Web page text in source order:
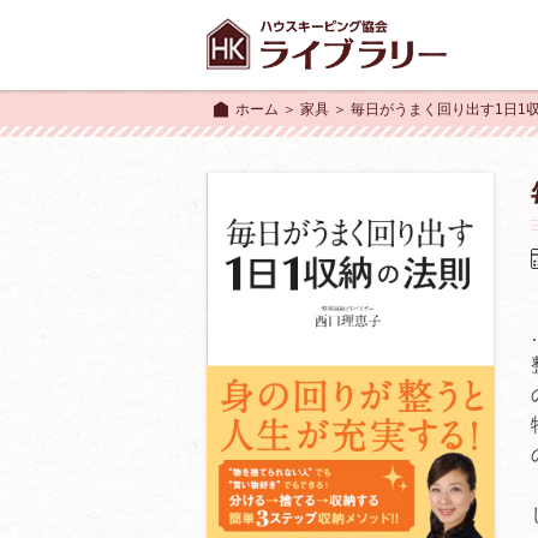
ホーム ＞ 家具 ＞ 毎日がうまく回り出す1日1